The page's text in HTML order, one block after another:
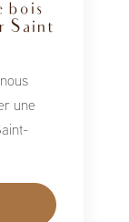
bois
Saint
une